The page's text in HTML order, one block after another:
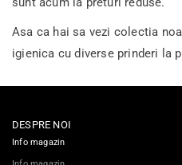
Asa ca hai sa vezi colectia
igienica cu diverse prinderi la
DESPRE NOI
Info magazin